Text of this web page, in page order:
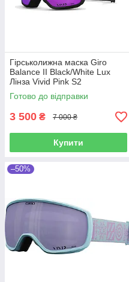
Гірськолижна маска Giro
Balance II Black/White Lux
Лінза Vivid Pink S2
Готово до відправки
3 500 ₴ 7 000 ₴
Купити
–50%